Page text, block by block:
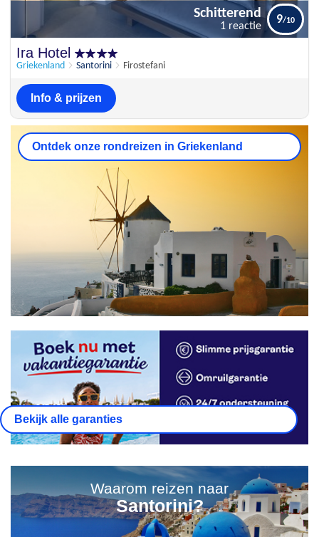
Ira Hotel
Griekenland Santorini Firostefani
Schitterend
1 reactie
9
Info & prijzen
Ontdek onze rondreizen in Griekenland
Bekijk alle garanties
Waarom reizen naar
Santorini?